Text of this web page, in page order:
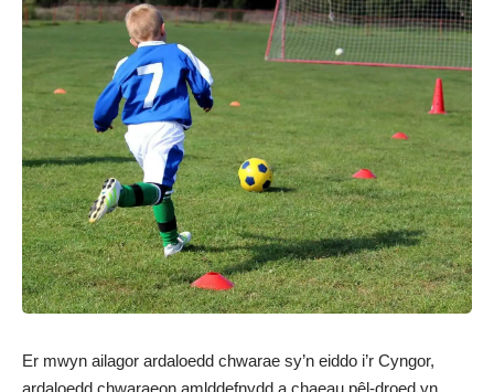
Er mwyn ailagor ardaloedd chwarae sy’n eiddo i’r Cyngor,
ardaloedd chwaraeon amlddefnydd a chaeau pêl-droed yn